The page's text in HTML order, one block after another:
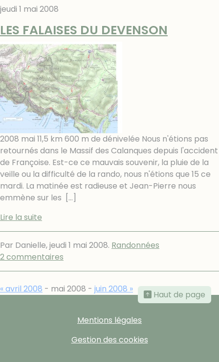
jeudi 1 mai 2008
LES FALAISES DU DEVENSON
2008 mai 11,5 km 600 m de dénivelée Nous n'étions pas
retournés dans le Massif des Calanques depuis l'accident
de Françoise. Est-ce ce mauvais souvenir, la pluie de la
veille ou la difficulté de la rando, nous n'étions que 15 ce
mardi. La matinée est radieuse et Jean-Pierre nous
emmène sur les
[…]
Lire la suite
Par Danielle,jeudi 1 mai 2008. Randonnées
2 commentaires
« avril 2008 - mai 2008 - juin 2008 »
Haut de page
Mentions légales
Gestion des cookies